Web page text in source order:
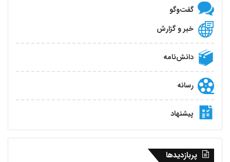
گفت‌و‌گو
خبر و گزارش
دانش‌نامه
رسانه
پیشنهاد
پربازدیدها